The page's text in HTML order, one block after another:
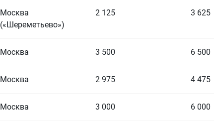
Москва
(«Шереметьево»)
2 125 3 625
Москва 3 500 6 500
Москва 2 975 4 475
Москва 3 000 6 000